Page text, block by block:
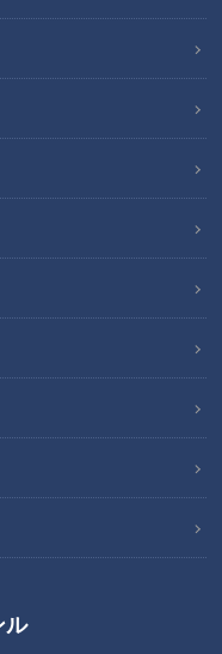
ル
？
のオーナー。
離婚が近々成立すると思
たものの夫側の署名は
は不明の状態。
過失はない」と主張し